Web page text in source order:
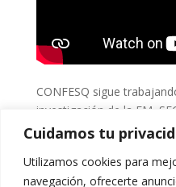
Cuidamos tu
Utilizamos cookies para
navegación, ofrecerte
CONFESQ sigue
investigación de la FM,
realizando proyectos de